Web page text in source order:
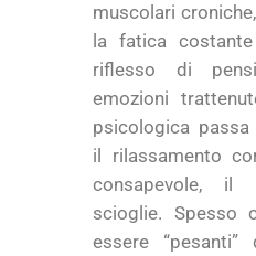
muscolari
la fatica
riflesso di
emozioni
psicologica passa
il rilassamento
consapevole, il
scioglie. Spesso
essere